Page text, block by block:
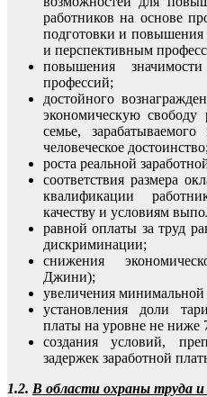
работников на основе
подготовки и
и перспективным
повышения
профессий;
достойного
экономическую
семье,
человеческое достоинство;
роста реальной
соответствия размера
квалификации
качеству и условиям
равной оплаты за труд
дискриминации;
снижения
Джини);
увеличения минимальной
установления доли
платы на уровне не ниже
создания условий,
задержек заработной
1.2. В области охраны труда